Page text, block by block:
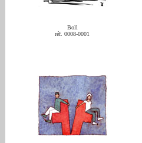
Boll
réf. 0008-0001